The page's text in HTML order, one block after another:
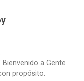
a Gente
propósito.